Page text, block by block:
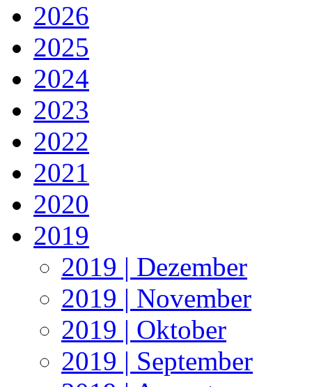
2026
2025
2024
2023
2022
2021
2020
2019
2019 | Dezember
2019 | November
2019 | Oktober
2019 | September